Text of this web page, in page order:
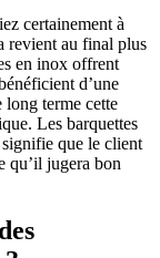
certainement à
revient au final plus
en inox offrent
d’une
long terme cette
Les barquettes
que le client
qu’il jugera bon